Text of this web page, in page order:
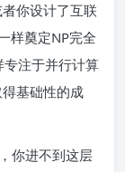
你设计了互联
样奠定NP完全
注于并行计算
基础性的成
你进不到这层